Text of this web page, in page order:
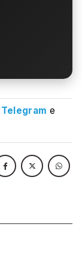
Telegram e